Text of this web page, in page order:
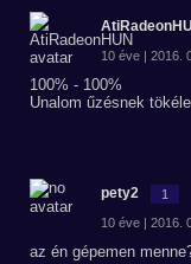
10 éve | 2016.
100% - 100%
Unalom űzésnek
pety2 1
10 éve | 2016.
az én gépemen